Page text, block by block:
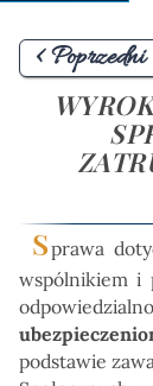
< Poprzedni
Sprawa
wspólnikiem i
podstawie